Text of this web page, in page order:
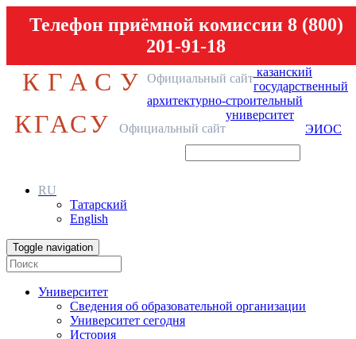
Телефон приёмной комиссии 8 (800)
201-91-18
КГАСУ Официальный сайт казанский
государственный
архитектурно-строительный
университет
КГАСУ Официальный сайт ЭИОС
RU
Татарский
English
Toggle navigation
Университет
Сведения об образовательной организации
Университет сегодня
История